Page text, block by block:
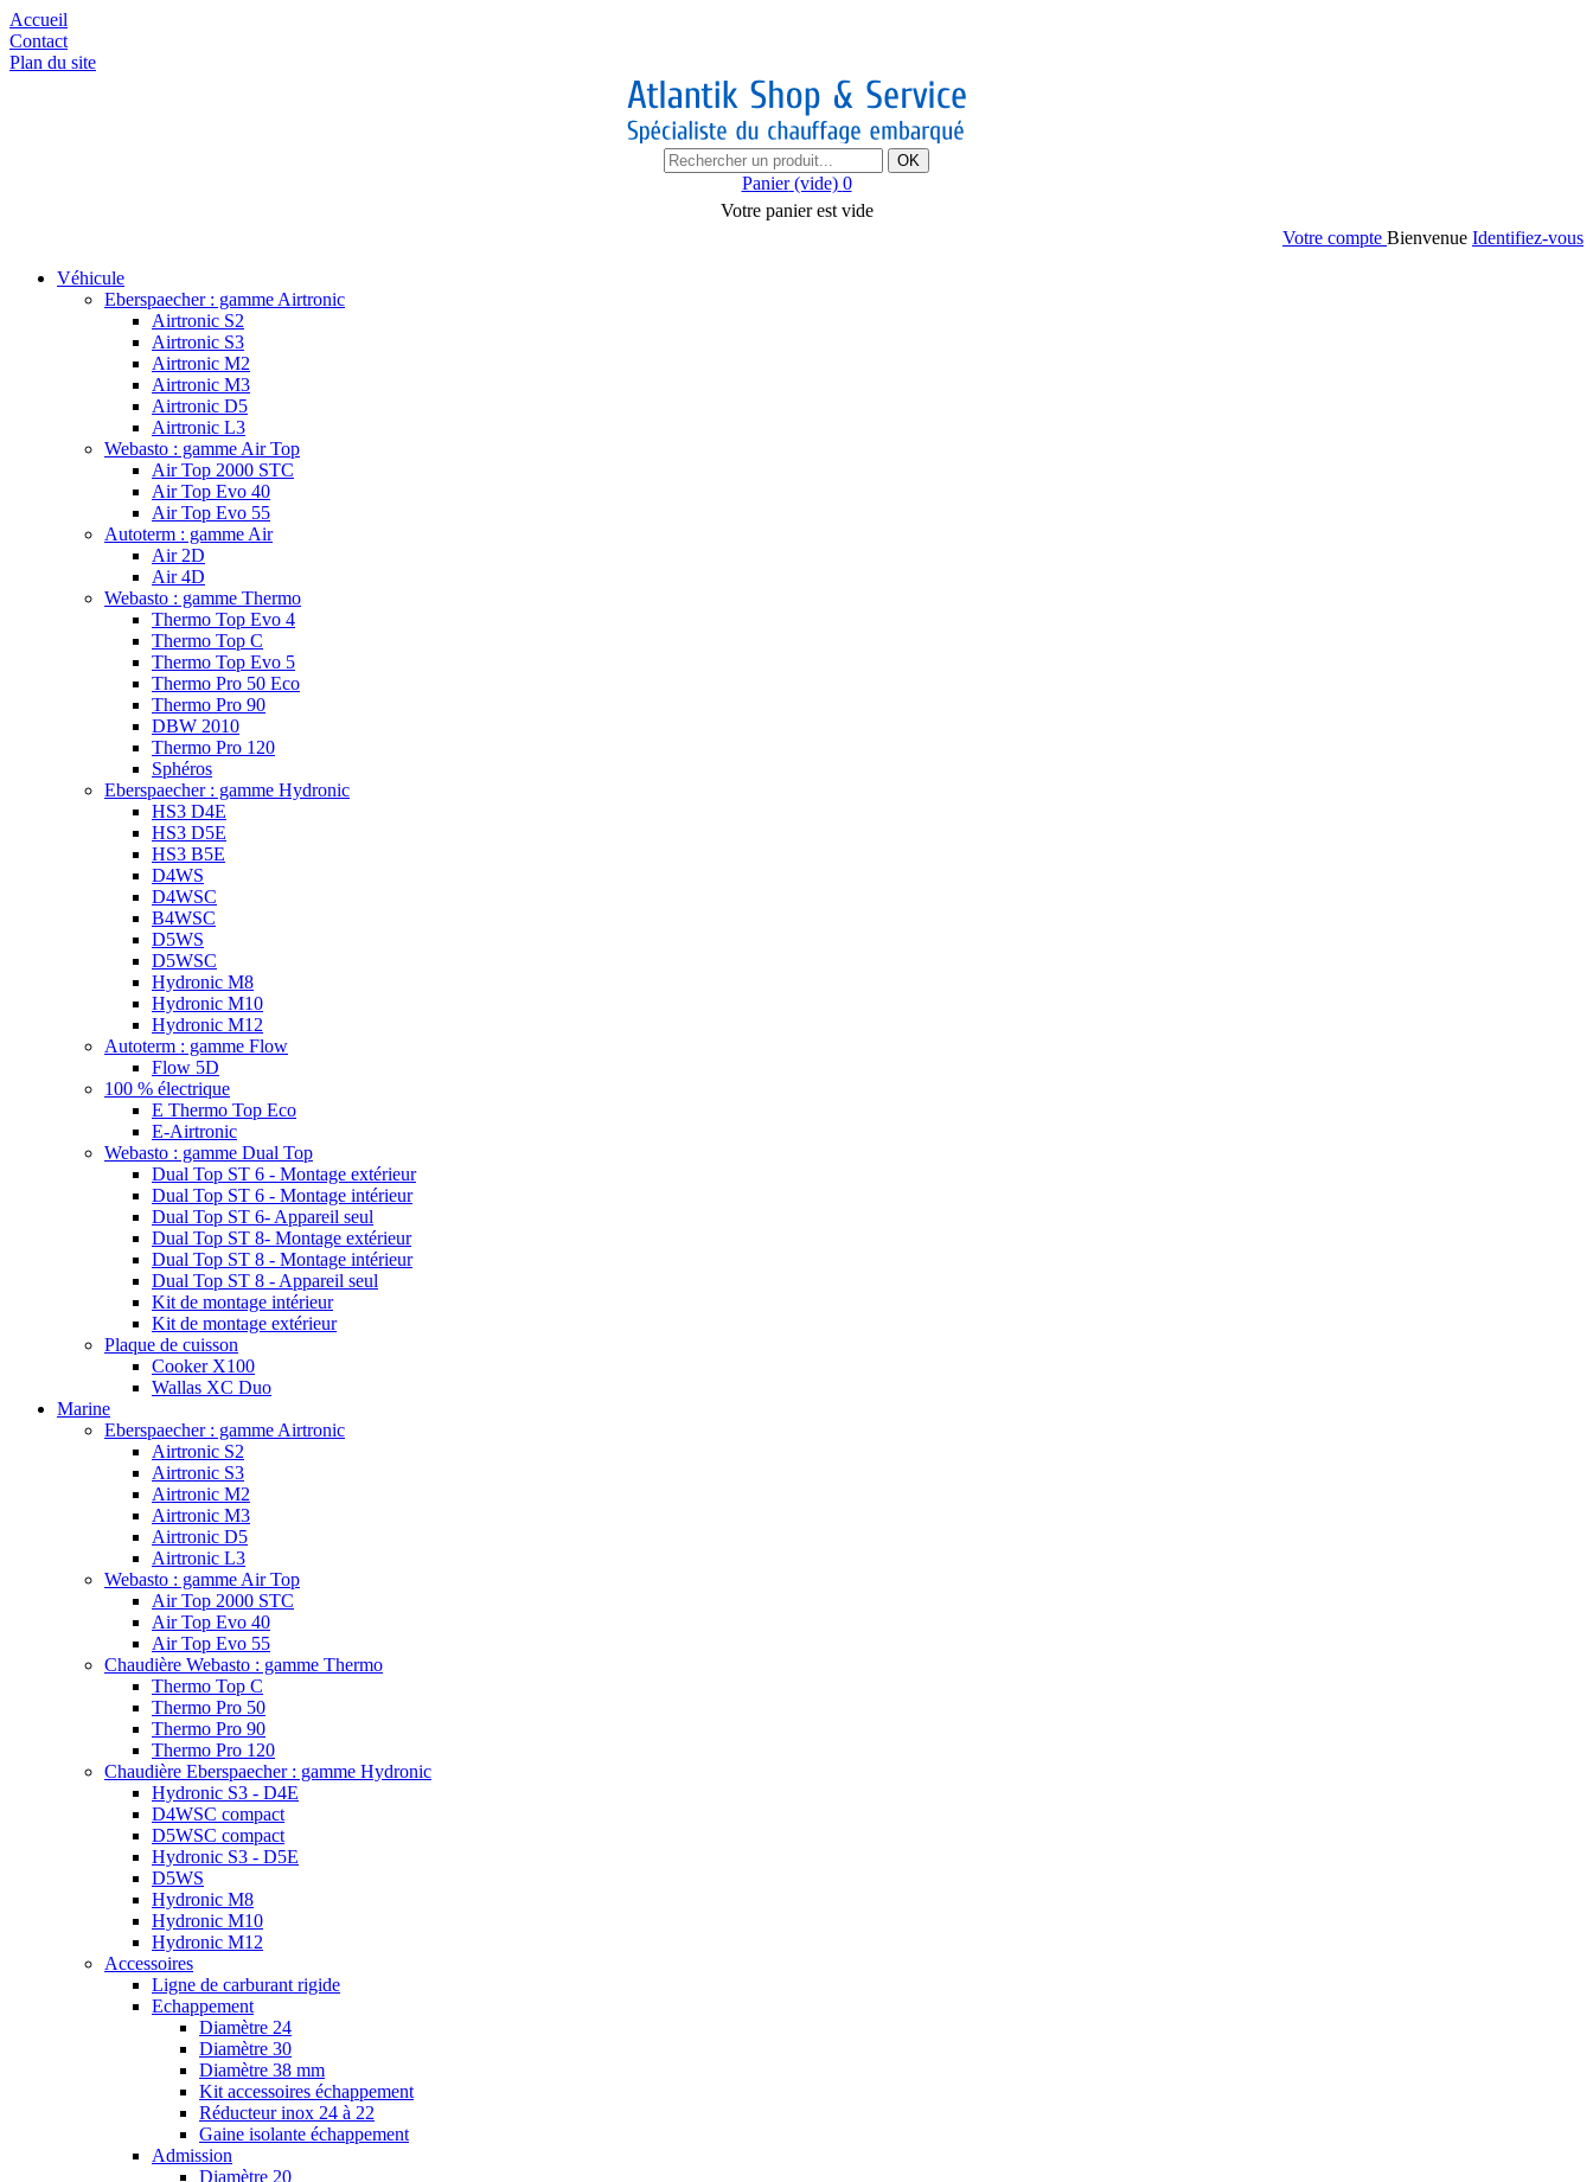
Accueil
Contact
Plan du site
OK
Panier (vide) 0
Votre panier est vide
Votre compte Bienvenue Identifiez-vous
Véhicule
Eberspaecher : gamme Airtronic
Airtronic S2
Airtronic S3
Airtronic M2
Airtronic M3
Airtronic D5
Airtronic L3
Webasto : gamme Air Top
Air Top 2000 STC
Air Top Evo 40
Air Top Evo 55
Autoterm : gamme Air
Air 2D
Air 4D
Webasto : gamme Thermo
Thermo Top Evo 4
Thermo Top C
Thermo Top Evo 5
Thermo Pro 50 Eco
Thermo Pro 90
DBW 2010
Thermo Pro 120
Sphéros
Eberspaecher : gamme Hydronic
HS3 D4E
HS3 D5E
HS3 B5E
D4WS
D4WSC
B4WSC
D5WS
D5WSC
Hydronic M8
Hydronic M10
Hydronic M12
Autoterm : gamme Flow
Flow 5D
100 % électrique
E Thermo Top Eco
E-Airtronic
Webasto : gamme Dual Top
Dual Top ST 6 - Montage extérieur
Dual Top ST 6 - Montage intérieur
Dual Top ST 6- Appareil seul
Dual Top ST 8- Montage extérieur
Dual Top ST 8 - Montage intérieur
Dual Top ST 8 - Appareil seul
Kit de montage intérieur
Kit de montage extérieur
Plaque de cuisson
Cooker X100
Wallas XC Duo
Marine
Eberspaecher : gamme Airtronic
Airtronic S2
Airtronic S3
Airtronic M2
Airtronic M3
Airtronic D5
Airtronic L3
Webasto : gamme Air Top
Air Top 2000 STC
Air Top Evo 40
Air Top Evo 55
Chaudière Webasto : gamme Thermo
Thermo Top C
Thermo Pro 50
Thermo Pro 90
Thermo Pro 120
Chaudière Eberspaecher : gamme Hydronic
Hydronic S3 - D4E
D4WSC compact
D5WSC compact
Hydronic S3 - D5E
D5WS
Hydronic M8
Hydronic M10
Hydronic M12
Accessoires
Ligne de carburant rigide
Echappement
Diamètre 24
Diamètre 30
Diamètre 38 mm
Kit accessoires échappement
Réducteur inox 24 à 22
Gaine isolante échappement
Admission
Diamètre 20